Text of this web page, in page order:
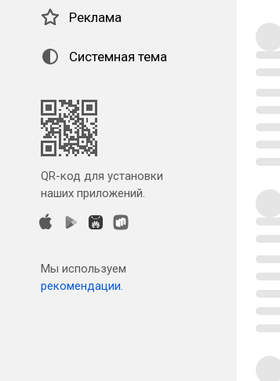
Реклама
Системная тема
QR-код для установки
наших приложений.
Мы используем
рекомендации.